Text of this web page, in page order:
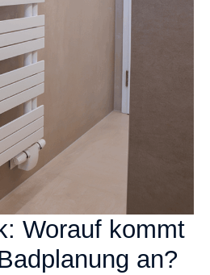
Worauf kommt
an?